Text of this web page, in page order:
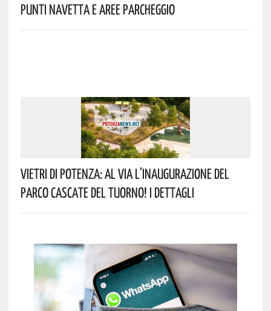
Punti Navetta E Aree Parcheggio
Vietri Di Potenza: Al Via L’inaugurazione Del
Parco Cascate Del Tuorno! I Dettagli